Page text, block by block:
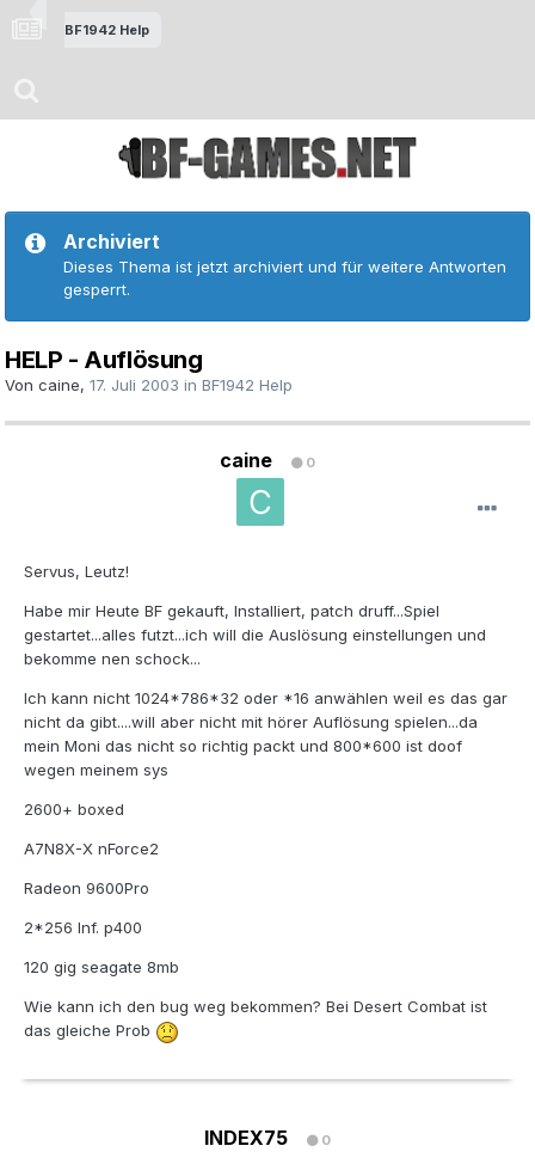
BF1942 Help
Archiviert
Dieses Thema ist jetzt archiviert und für weitere Antworten
gesperrt.
HELP - Auflösung
Von caine, 17. Juli 2003 in BF1942 Help
caine 0
Servus, Leutz!
Habe mir Heute BF gekauft, Installiert, patch druff...Spiel
gestartet...alles futzt...ich will die Auslösung einstellungen und
bekomme nen schock...
Ich kann nicht 1024*786*32 oder *16 anwählen weil es das gar
nicht da gibt....will aber nicht mit hörer Auflösung spielen...da
mein Moni das nicht so richtig packt und 800*600 ist doof
wegen meinem sys
2600+ boxed
A7N8X-X nForce2
Radeon 9600Pro
2*256 Inf. p400
120 gig seagate 8mb
Wie kann ich den bug weg bekommen? Bei Desert Combat ist
das gleiche Prob
INDEX75 0